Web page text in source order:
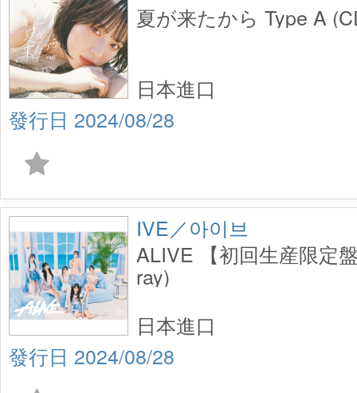
夏が来たから Type A
2024/08/28
日本進口
IVE／아이브
ALIVE 【初回生産限定
ray)
2024/08/28
日本進口